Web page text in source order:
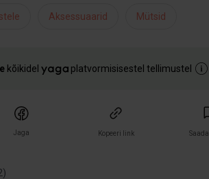
Aksessuaarid Mütsid
kõikidel platvormisisestel tellimustel
Jaga Kopeeri link
)